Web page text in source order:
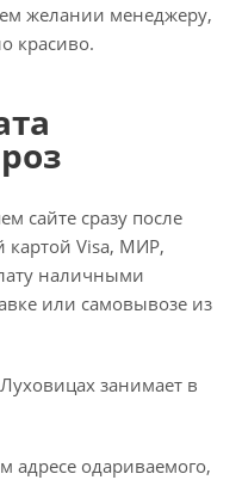
желании менеджеру,
красиво.
сайте сразу после
картой Visa, МИР,
наличными
или самовывозе из
занимает в
адресе одариваемого,